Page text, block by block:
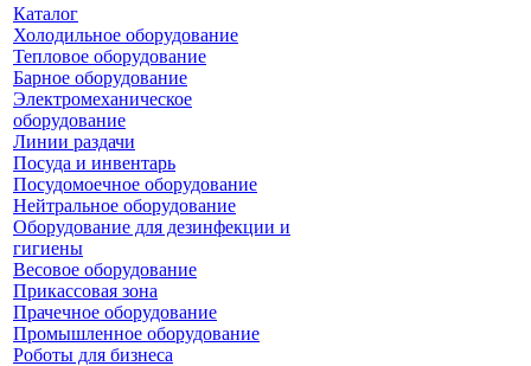
Каталог
Холодильное оборудование
Тепловое оборудование
Барное оборудование
Электромеханическое
оборудование
Линии раздачи
Посуда и инвентарь
Посудомоечное оборудование
Нейтральное оборудование
Оборудование для дезинфекции и
гигиены
Весовое оборудование
Прикассовая зона
Прачечное оборудование
Промышленное оборудование
Роботы для бизнеса